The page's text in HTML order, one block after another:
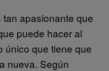
apasionante que
puede hacer al
único que tiene que
nueva. Según